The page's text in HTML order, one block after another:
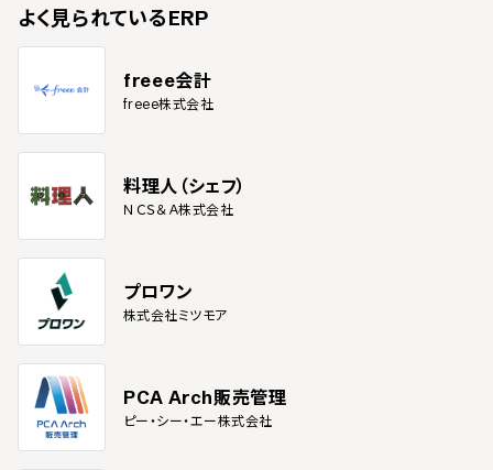
よく見られているERP
freee会計
freee株式会社
料理人（シェフ）
ＮＣＳ＆Ａ株式会社
プロワン
株式会社ミツモア
PCA Arch販売管理
ピー・シー・エー株式会社